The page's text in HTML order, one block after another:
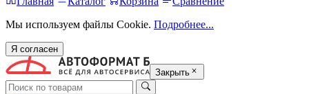
Мы используем файлы Cookie. Подробнее...
Я согласен
Закрыть